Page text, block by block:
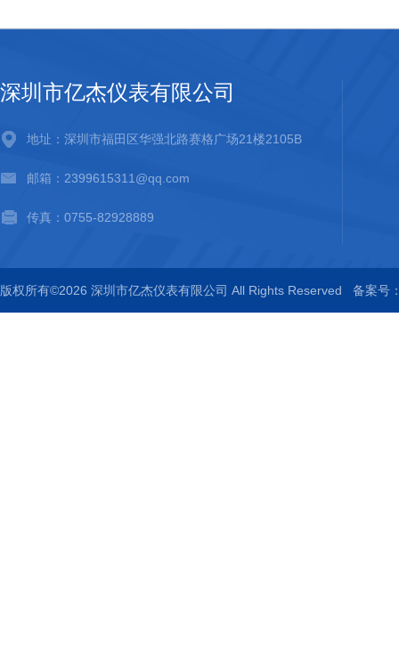
深圳市亿杰仪表有限公司
地址：深圳市福田区华强北路赛格广场21楼2105B
邮箱：2399615311@qq.com
传真：0755-82928889
版权所有©2026 深圳市亿杰仪表有限公司 All Rights Reserved 备案号